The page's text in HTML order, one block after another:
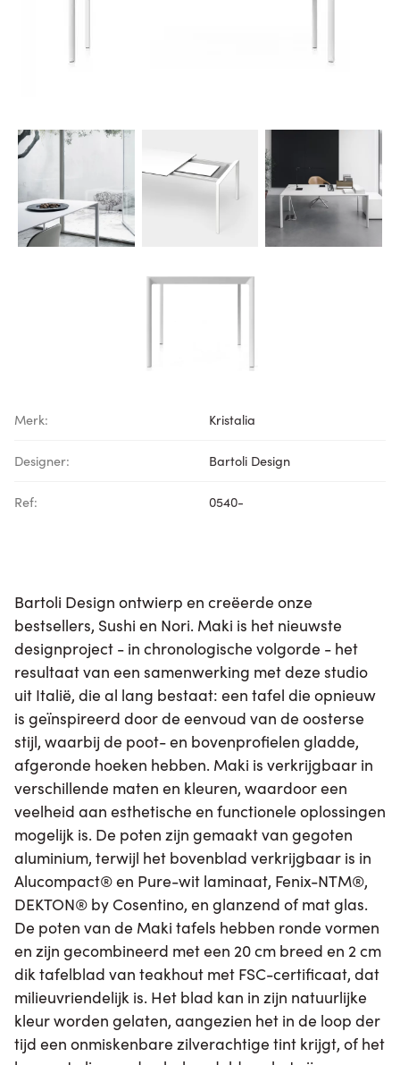
Merk: Kristalia
Designer: Bartoli Design
Ref: 0540-
Bartoli Design ontwierp en creëerde onze
bestsellers, Sushi en Nori. Maki is het nieuwste
designproject - in chronologische volgorde - het
resultaat van een samenwerking met deze studio
uit Italië, die al lang bestaat: een tafel die opnieuw
is geïnspireerd door de eenvoud van de oosterse
stijl, waarbij de poot- en bovenprofielen gladde,
afgeronde hoeken hebben. Maki is verkrijgbaar in
verschillende maten en kleuren, waardoor een
veelheid aan esthetische en functionele oplossingen
mogelijk is. De poten zijn gemaakt van gegoten
aluminium, terwijl het bovenblad verkrijgbaar is in
Alucompact® en Pure-wit laminaat, Fenix-NTM®,
DEKTON® by Cosentino, en glanzend of mat glas.
De poten van de Maki tafels hebben ronde vormen
en zijn gecombineerd met een 20 cm breed en 2 cm
dik tafelblad van teakhout met FSC-certificaat, dat
milieuvriendelijk is. Het blad kan in zijn natuurlijke
kleur worden gelaten, aangezien het in de loop der
tijd een onmiskenbare zilverachtige tint krijgt, of het